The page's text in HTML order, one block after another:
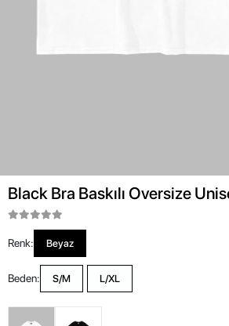
Black Bra Baskılı Oversize
Renk: Beyaz
Beden: S/M L/XL